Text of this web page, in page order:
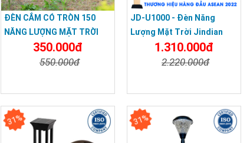
ĐÈN CẮM CÓ TRÒN 150
NĂNG LƯỢNG MẶT TRỜI
350.000đ
550.000đ
JD-U1000 - Đèn Năng
Lượng Mặt Trời Jindian
1000W JD-U1000
1.310.000đ
2.220.000đ
31% 31%